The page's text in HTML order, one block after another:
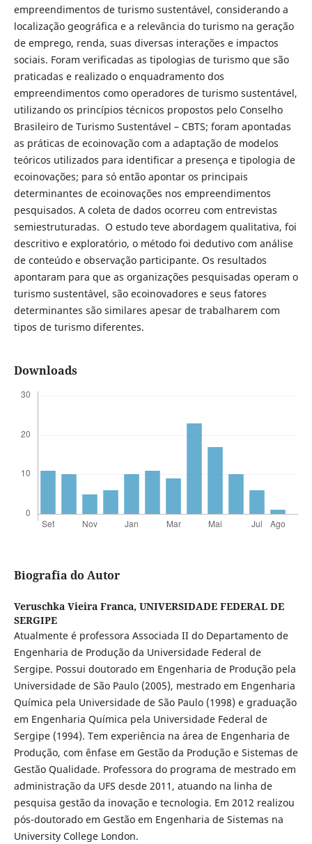
empreendimentos de turismo sustentável, considerando a
localização geográfica e a relevância do turismo na geração
de emprego, renda, suas diversas interações e impactos
sociais. Foram verificadas as tipologias de turismo que são
praticadas e realizado o enquadramento dos
empreendimentos como operadores de turismo sustentável,
utilizando os princípios técnicos propostos pelo Conselho
Brasileiro de Turismo Sustentável – CBTS; foram apontadas
as práticas de ecoinovação com a adaptação de modelos
teóricos utilizados para identificar a presença e tipologia de
ecoinovações; para só então apontar os principais
determinantes de ecoinovações nos empreendimentos
pesquisados. A coleta de dados ocorreu com entrevistas
semiestruturadas. O estudo teve abordagem qualitativa, foi
descritivo e exploratório, o método foi dedutivo com análise
de conteúdo e observação participante. Os resultados
apontaram para que as organizações pesquisadas operam o
turismo sustentável, são ecoinovadores e seus fatores
determinantes são similares apesar de trabalharem com
tipos de turismo diferentes.
Downloads
Biografia do Autor
Veruschka Vieira Franca, UNIVERSIDADE FEDERAL DE
SERGIPE
Atualmente é professora Associada II do Departamento de
Engenharia de Produção da Universidade Federal de
Sergipe. Possui doutorado em Engenharia de Produção pela
Universidade de São Paulo (2005), mestrado em Engenharia
Química pela Universidade de São Paulo (1998) e graduação
em Engenharia Química pela Universidade Federal de
Sergipe (1994). Tem experiência na área de Engenharia de
Produção, com ênfase em Gestão da Produção e Sistemas de
Gestão Qualidade. Professora do programa de mestrado em
administração da UFS desde 2011, atuando na linha de
pesquisa gestão da inovação e tecnologia. Em 2012 realizou
pós-doutorado em Gestão em Engenharia de Sistemas na
University College London.